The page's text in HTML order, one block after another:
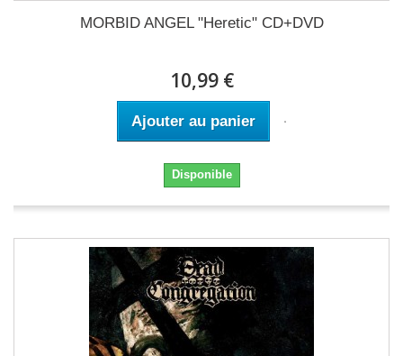
MORBID ANGEL "Heretic" CD+DVD
10,99 €
Ajouter au panier
Disponible